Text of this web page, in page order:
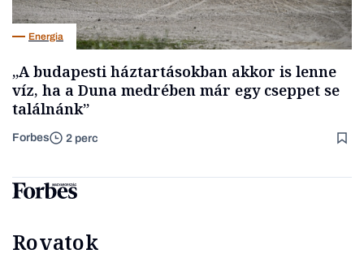
Energia
„A budapesti háztartásokban akkor is lenne
víz, ha a Duna medrében már egy cseppet se
találnánk”
Forbes 2 perc
Rovatok